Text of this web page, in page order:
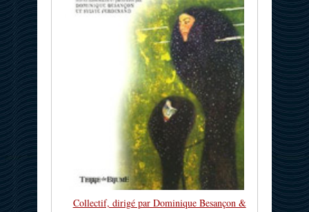
Collectif, dirigé par Dominique Besançon &